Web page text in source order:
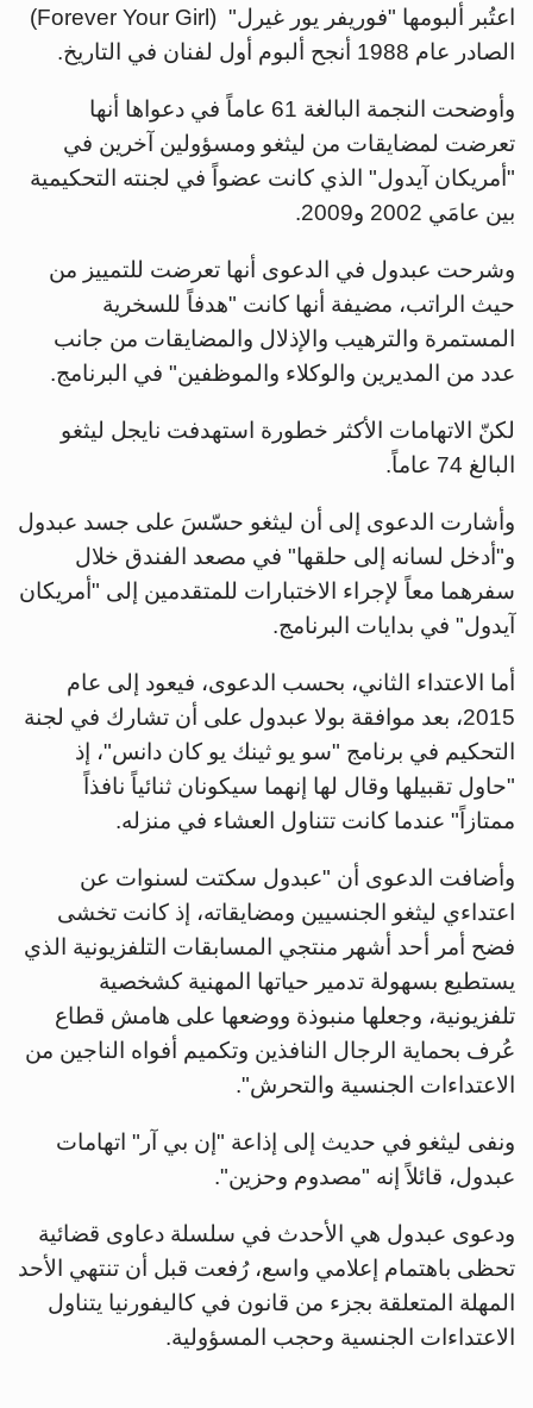
اعتُبر ألبومها "فوريفر يور غيرل" (Forever Your Girl)
الصادر عام 1988 أنجح ألبوم أول لفنان في التاريخ.
وأوضحت النجمة البالغة 61 عاماً في دعواها أنها
تعرضت لمضايقات من ليثغو ومسؤولين آخرين في
"أمريكان آيدول" الذي كانت عضواً في لجنته التحكيمية
بين عامَي 2002 و2009.
وشرحت عبدول في الدعوى أنها تعرضت للتمييز من
حيث الراتب، مضيفة أنها كانت "هدفاً للسخرية
المستمرة والترهيب والإذلال والمضايقات من جانب
عدد من المديرين والوكلاء والموظفين" في البرنامج.
لكنّ الاتهامات الأكثر خطورة استهدفت نايجل ليثغو
البالغ 74 عاماً.
وأشارت الدعوى إلى أن ليثغو حسّسَ على جسد عبدول
و"أدخل لسانه إلى حلقها" في مصعد الفندق خلال
سفرهما معاً لإجراء الاختبارات للمتقدمين إلى "أمريكان
آيدول" في بدايات البرنامج.
أما الاعتداء الثاني، بحسب الدعوى، فيعود إلى عام
2015، بعد موافقة بولا عبدول على أن تشارك في لجنة
التحكيم في برنامج "سو يو ثينك يو كان دانس"، إذ
"حاول تقبيلها وقال لها إنهما سيكونان ثنائياً نافذاً
ممتازاً" عندما كانت تتناول العشاء في منزله.
وأضافت الدعوى أن "عبدول سكتت لسنوات عن
اعتداءي ليثغو الجنسيين ومضايقاته، إذ كانت تخشى
فضح أمر أحد أشهر منتجي المسابقات التلفزيونية الذي
يستطيع بسهولة تدمير حياتها المهنية كشخصية
تلفزيونية، وجعلها منبوذة ووضعها على هامش قطاع
عُرف بحماية الرجال النافذين وتكميم أفواه الناجين من
الاعتداءات الجنسية والتحرش".
ونفى ليثغو في حديث إلى إذاعة "إن بي آر" اتهامات
عبدول، قائلاً إنه "مصدوم وحزين".
ودعوى عبدول هي الأحدث في سلسلة دعاوى قضائية
تحظى باهتمام إعلامي واسع، رُفعت قبل أن تنتهي الأحد
المهلة المتعلقة بجزء من قانون في كاليفورنيا يتناول
الاعتداءات الجنسية وحجب المسؤولية.